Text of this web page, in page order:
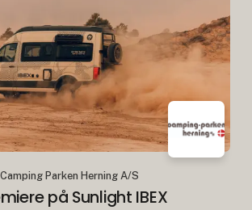
Camping Parken Herning A/S
på Sunlight IBEX